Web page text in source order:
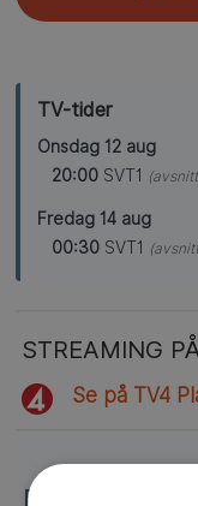
TV-tider
Onsdag 12 aug
20:00 SVT1
Fredag 14 aug
00:30 SVT1
STREAMING
Se på TV4